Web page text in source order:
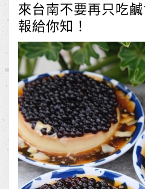
來台南不要再只吃
報給你知！